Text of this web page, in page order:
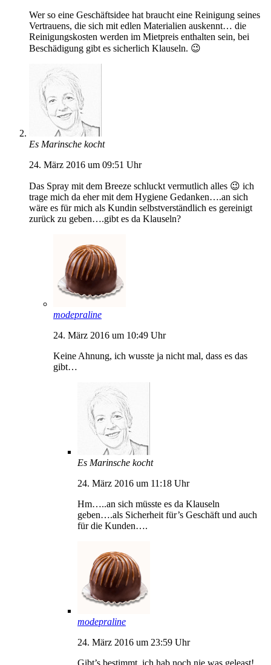
Wer so eine Geschäftsidee hat braucht eine Reinigung seines
Vertrauens, die sich mit edlen Materialien auskennt… die
Reinigungskosten werden im Mietpreis enthalten sein, bei
Beschädigung gibt es sicherlich Klauseln. 😉
Es Marinsche kocht
24. März 2016 um 09:51 Uhr
Das Spray mit dem Breeze schluckt vermutlich alles 😉 ich
trage mich da eher mit dem Hygiene Gedanken….an sich
wäre es für mich als Kundin selbstverständlich es gereinigt
zurück zu geben….gibt es da Klauseln?
modepraline
24. März 2016 um 10:49 Uhr
Keine Ahnung, ich wusste ja nicht mal, dass es das
gibt…
Es Marinsche kocht
24. März 2016 um 11:18 Uhr
Hm…..an sich müsste es da Klauseln
geben….als Sicherheit für’s Geschäft und auch
für die Kunden….
modepraline
24. März 2016 um 23:59 Uhr
Gibt’s bestimmt, ich hab noch nie was geleast!